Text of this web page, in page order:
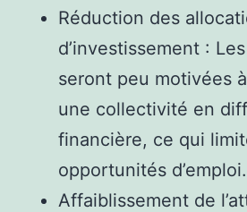
Réduction des
d’investissement :
seront peu motivées
une collectivité en
financière, ce qui
opportunités d’emploi.
Affaiblissement de